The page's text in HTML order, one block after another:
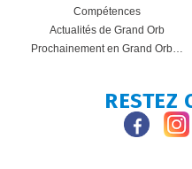
Compétences
Actualités de Grand Orb
Prochainement en Grand Orb…
RESTEZ